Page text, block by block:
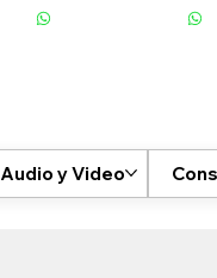
Audio y Video